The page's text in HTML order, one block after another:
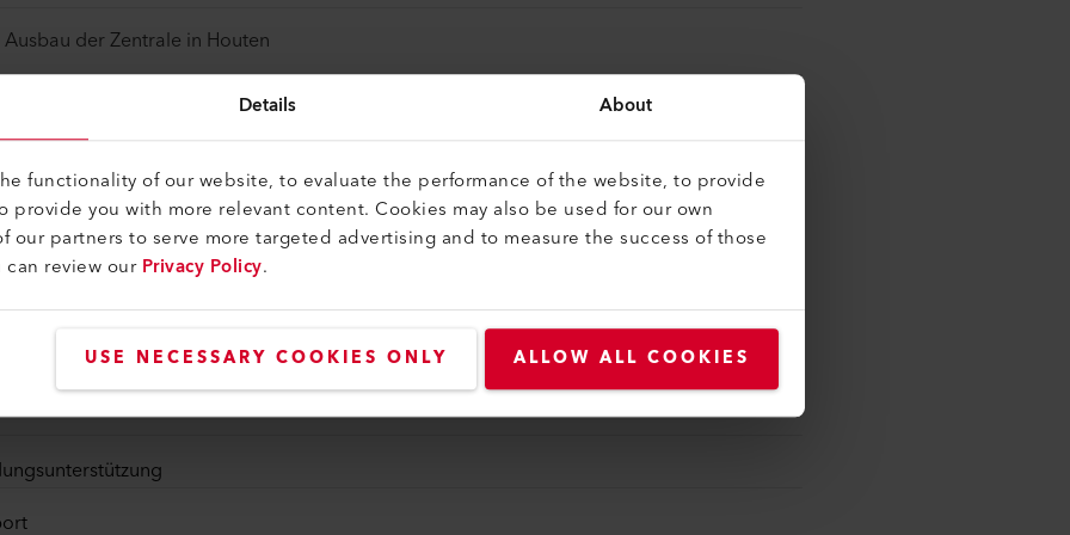
Details About
functionality of our website, to evaluate the performance of the website, to provide
provide you with more relevant content. Cookies may also be used for our own
our partners to serve more targeted advertising and to measure the success of those
review ourPrivacy Policy.
USE NECESSARY COOKIES ONLY ALLOW ALL COOKIES
Ausbau der Zentrale in Houten
Leister